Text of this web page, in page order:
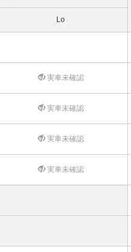
Lo
実車未確認
実車未確認
実車未確認
実車未確認